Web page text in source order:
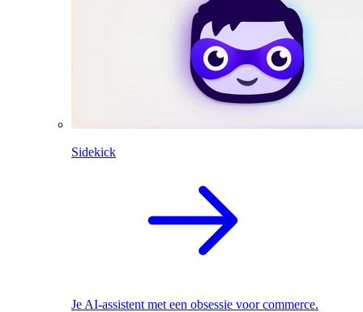
Sidekick
Je AI-assistent met een obsessie voor commerce.